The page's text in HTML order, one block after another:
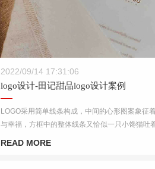
logo设计-田记甜品logo设计案例
2022/09/14 17:31:06
logo设计-田记甜品logo设计案例
LOGO采用简单线条构成，中间的心形图案象征
与幸福，方框中的整体线条又恰似一只小馋猫吐
READ MORE